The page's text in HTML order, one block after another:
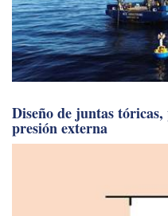
Diseño de juntas
presión externa